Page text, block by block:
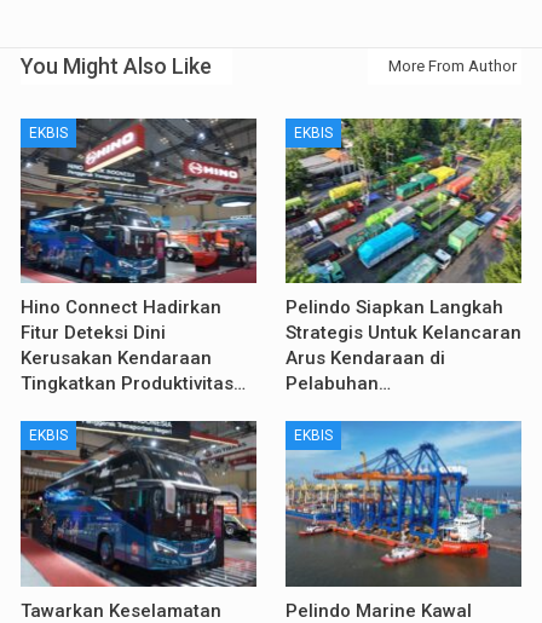
You Might Also Like More From Author
EKBIS
Hino Connect Hadirkan
Fitur Deteksi Dini
Kerusakan Kendaraan
Tingkatkan Produktivitas…
EKBIS
Pelindo Siapkan Langkah
Strategis Untuk Kelancaran
Arus Kendaraan di
Pelabuhan…
EKBIS
Tawarkan Keselamatan
EKBIS
Pelindo Marine Kawal